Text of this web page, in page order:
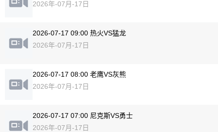
2026年-07月-17日
2026-07-17 09:00 热火VS猛龙
2026年-07月-17日
2026-07-17 08:00 老鹰VS灰熊
2026年-07月-17日
2026-07-17 07:00 尼克斯VS勇士
2026年-07月-17日